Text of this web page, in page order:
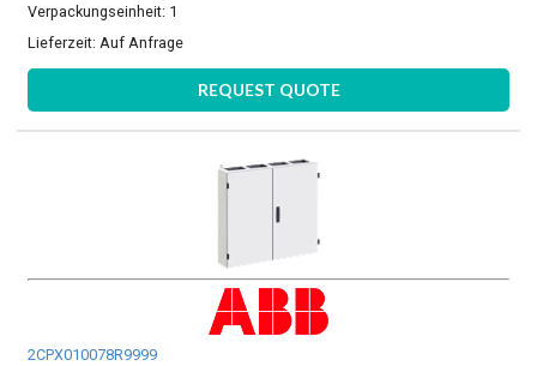
Verpackungseinheit: 1
Lieferzeit: Auf Anfrage
REQUEST QUOTE
2CPX010078R9999